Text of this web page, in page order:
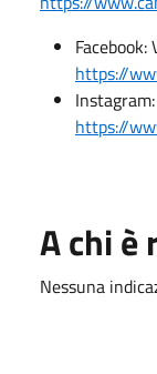
Facebook:
https://
https://
A chi è
Nessuna